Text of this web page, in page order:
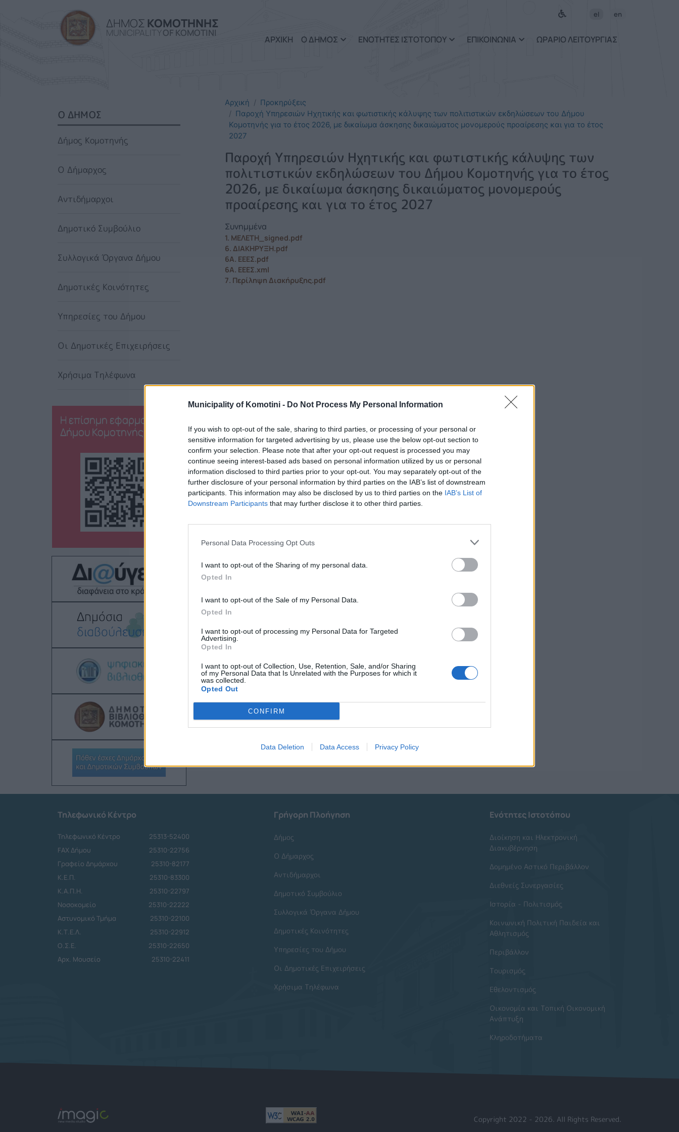
Municipality of Komotini - Do Not Process My Personal Information
If you wish to opt-out of the sale, sharing to third parties, or processing of your personal or
sensitive information for targeted advertising by us, please use the below opt-out section to
confirm your selection. Please note that after your opt-out request is processed you may
continue seeing interest-based ads based on personal information utilized by us or personal
information disclosed to third parties prior to your opt-out. You may separately opt-out of the
further disclosure of your personal information by third parties on the IAB’s list of downstream
participants. This information may also be disclosed by us to third parties on the IAB’s List of
Downstream Participants that may further disclose it to other third parties.
Personal Data Processing Opt Outs
I want to opt-out of the Sharing of my personal data.
Opted In
I want to opt-out of the Sale of my Personal Data.
Opted In
I want to opt-out of processing my Personal Data for Targeted
Advertising.
Opted In
I want to opt-out of Collection, Use, Retention, Sale, and/or Sharing
of my Personal Data that Is Unrelated with the Purposes for which it
was collected.
Opted Out
CONFIRM
Data Deletion Data Access Privacy Policy
ΔΗΜΟΣ ΚΟΜΟΤΗΝΗΣ
MUNICIPALITYOF KOMOTINI
el en
ΑΡΧΙΚΗ Ο ΔΗΜΟΣ ΕΝΟΤΗΤΕΣ ΙΣΤΟΤΟΠΟΥ ΕΠΙΚΟΙΝΩΝΙΑ ΩΡΑΡΙΟ ΛΕΙΤΟΥΡΓΙΑΣ
Αρχική
Προκηρύξεις
Παροχή Υπηρεσιών Ηχητικής και φωτιστικής κάλυψης των πολιτιστικών εκδηλώσεων του Δήμου
Κομοτηνής για το έτος 2026, με δικαίωμα άσκησης δικαιώματος μονομερούς προαίρεσης και για το έτος
2027
Παροχή Υπηρεσιών Ηχητικής και φωτιστικής κάλυψης των
πολιτιστικών εκδηλώσεων του Δήμου Κομοτηνής για το έτος
2026, με δικαίωμα άσκησης δικαιώματος μονομερούς
προαίρεσης και για το έτος 2027
Συνημμένα
1. ΜΕΛΕΤΗ_signed.pdf
6. ΔΙΑΚΗΡΥΞΗ.pdf
6Α. ΕΕΕΣ.pdf
6Α. ΕΕΕΣ.xml
7. Περίληψη Διακήρυξης.pdf
SIDEBAR MENU
Ο ΔΗΜΟΣ
Δήμος Κομοτηνής
Ο Δήμαρχος
Αντιδήμαρχοι
Δημοτικό Συμβούλιο
Συλλογικά Όργανα Δήμου
Δημοτικές Κοινότητες
Υπηρεσίες του Δήμου
Οι Δημοτικές Επιχειρήσεις
Χρήσιμα Τηλέφωνα
Η επίσημη εφαρμογή του
Δήμου Κομοτηνής
Τηλεφωνικό Κέντρο
Τηλεφωνικό Κέντρο
25313-52400
FAX Δήμου
25310-22756
Γραφείο Δημάρχου
25310-82177
Κ.Ε.Π.
25310-83300
Κ.Α.Π.Η.
25310-22797
Νοσοκομείο
25310-22222
Αστυνομικό Τμήμα
25310-22100
Κ.Τ.Ε.Λ.
25310-22912
Ο.Σ.Ε.
25310-22650
Αρχ. Μουσείο
25310-22411
Γρήγορη Πλοήγηση
Δήμος
Ο Δήμαρχος
Αντιδήμαρχοι
Δημοτικό Συμβούλιο
Συλλογικά Όργανα Δήμου
Δημοτικές Κοινότητες
Υπηρεσίες του Δήμου
Οι Δημοτικές Επιχειρήσεις
Χρήσιμα Τηλέφωνα
Ενότητες Ιστοτόπου
Διοίκηση και Ηλεκτρονική
Διακυβέρνηση
Δομημένο Αστικό Περιβάλλον
Διεθνείς Συνεργασίες
Ιστορία - Πολιτισμός
Κοινωνική Πολιτική Παιδεία και
Αθλητισμός
Περιβάλλον
Τουρισμός
Εθελοντισμός
Οικονομία και Τοπική Οικονομική
Ανάπτυξη
Κληροδοτήματα
Copyright 2022 - 2026. All Rights Reserved.